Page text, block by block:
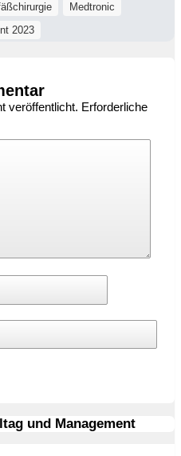
Medtronic
2023
veröffentlicht. Erforderliche
und Management